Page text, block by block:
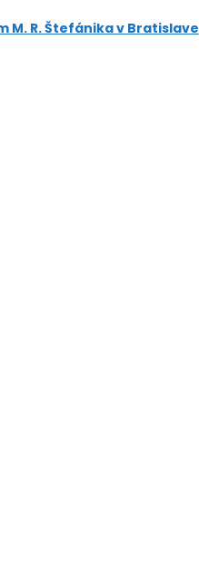
M. R. Štefánika v Bratislave